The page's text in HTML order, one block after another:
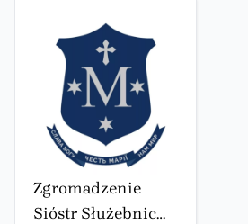
Zgromadzenie
Sióstr Służebnic